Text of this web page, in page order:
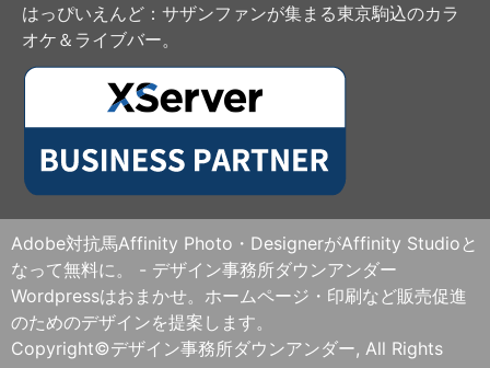
はっぴいえんど ：サザンファンが集まる東京駒込のカラ
オケ＆ライブバー。
Adobe対抗馬Affinity Photo・DesignerがAffinity Studioと
なって無料に。 - デザイン事務所ダウンアンダー
Wordpressはおまかせ。ホームページ・印刷など販売促進
のためのデザインを提案します。
Copyright©デザイン事務所ダウンアンダー, All Rights